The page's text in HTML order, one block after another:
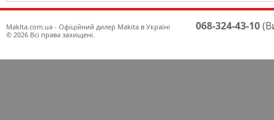
Maklta.com.ua - Офіційний дилер Makita в Україні
© 2026 Всі права захищені.
068-324-43-10